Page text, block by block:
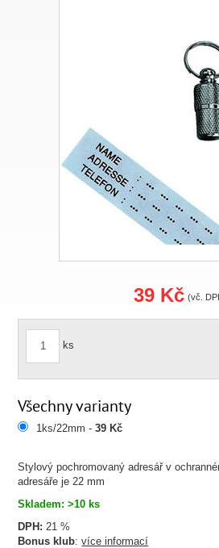
Stylový pochromovaný adresář v
adresáře je 22 mm
Skladem: >10 ks
DPH: 21 %
Bonus klub:více informací
39 Kč (vč.
ks
Všechny varianty
1ks/22mm -39 Kč